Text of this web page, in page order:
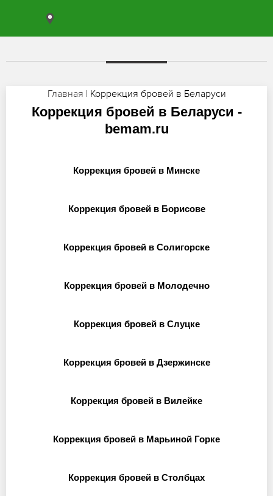
Главная | Коррекция бровей в Беларуси
Коррекция бровей в Беларуси -
bemam.ru
Коррекция бровей в Минске
Коррекция бровей в Борисове
Коррекция бровей в Солигорске
Коррекция бровей в Молодечно
Коррекция бровей в Слуцке
Коррекция бровей в Дзержинске
Коррекция бровей в Вилейке
Коррекция бровей в Марьиной Горке
Коррекция бровей в Столбцах